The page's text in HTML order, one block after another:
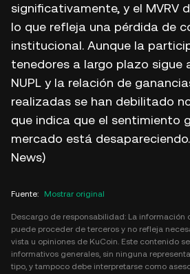
significativamente, y el MVRV
lo que refleja una pérdida de
institucional. Aunque la
tenedores a largo plazo sigue
NUPL y la relación de
realizadas se han debilitado
que indica que el sentimiento
mercado está
News)
Fuente: Mostrar original
Descargo de responsabilidad: La información
puede proceder de terceros y no refleja
vista u opiniones de KuCoin. Este contenido
informativos generales, sin ninguna
tipo, y tampoco debe interpretarse como